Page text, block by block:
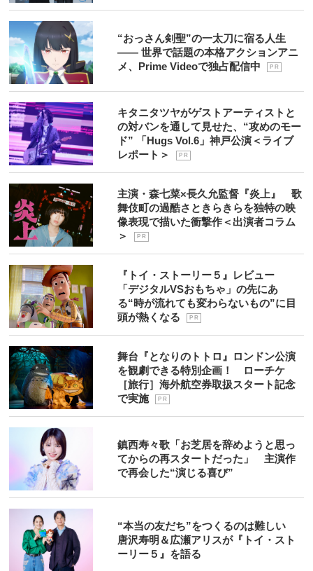
“おっさん剣聖”の一太刀に宿る人生
―― 世界で話題の本格アクションアニ
メ、Prime Videoで独占配信中
P R
キタニタツヤがゲストアーティストと
の対バンを通して見せた、“攻めのモー
ド” 「Hugs Vol.6」神戸公演＜ライブ
レポート＞
P R
主演・森七菜×長久允監督『炎上』 歌
舞伎町の過酷さときらきらを独特の映
像表現で描いた衝撃作＜出演者コラム
＞
P R
『トイ・ストーリー５』レビュー
「デジタルVSおもちゃ」の先にあ
る“時が流れても変わらないもの”に目
頭が熱くなる
P R
舞台『となりのトトロ』ロンドン公演
を観劇できる特別企画！ ローチケ
［旅行］海外航空券取扱スタート記念
で実施
P R
鎮西寿々歌「お芝居を辞めようと思っ
てからの再スタートだった」 主演作
で再会した“演じる喜び”
“本当の友だち”をつくるのは難しい
唐沢寿明＆広瀬アリスが『トイ・スト
ーリー５』を語る